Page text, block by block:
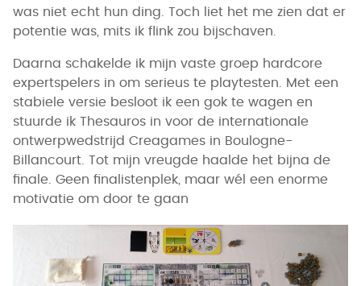
was niet echt hun ding. Toch liet het me zien dat er
potentie was, mits ik flink zou bijschaven.
Daarna schakelde ik mijn vaste groep hardcore
expertspelers in om serieus te playtesten. Met een
stabiele versie besloot ik een gok te wagen en
stuurde ik Thesauros in voor de internationale
ontwerpwedstrijd Creagames in Boulogne-
Billancourt. Tot mijn vreugde haalde het bijna de
finale. Geen finalistenplek, maar wél een enorme
motivatie om door te gaan